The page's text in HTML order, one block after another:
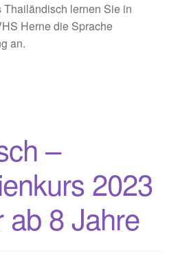
Thailändisch lernen Sie in
Herne die Sprache
an.
–
2023
ab 8 Jahre